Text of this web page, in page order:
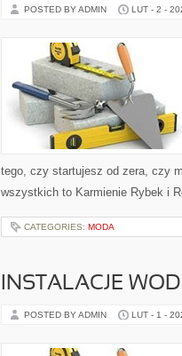
POSTED BY ADMIN LUT - 2 -
tego, czy startujesz od zera, czy
wszystkich to Karmienie Rybek i
CATEGORIES: MODA
INSTALACJE
POSTED BY ADMIN LUT - 1 -